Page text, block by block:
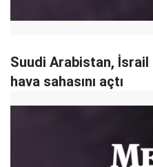
Suudi Arabistan, İsrail
hava sahasını açtı